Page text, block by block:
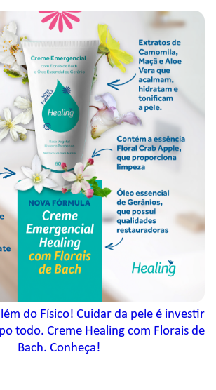
do Físico! Cuidar da pele é investir
todo. Creme Healing com Florais de
Bach. Conheça!